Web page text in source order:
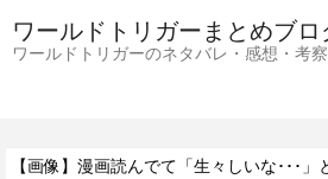
ワールドトリガーまとめブロ
ワールドトリガーのネタバレ・感想・考
【画像】漫画読んでて「生々しいな･･･」